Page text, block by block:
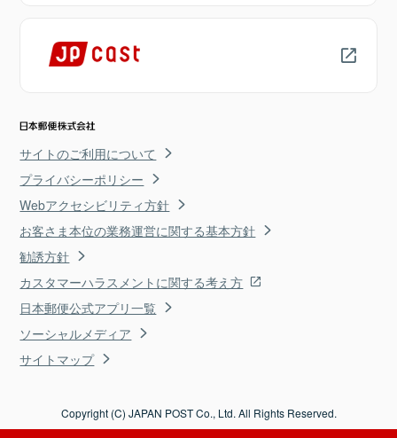
サイトのご利用について
プライバシーポリシー
Webアクセシビリティ方針
お客さま本位の業務運営に関する基本方針
勧誘方針
カスタマーハラスメントに関する考え方
日本郵便公式アプリ一覧
ソーシャルメディア
サイトマップ
Copyright (C) JAPAN POST Co., Ltd. All Rights Reserved.